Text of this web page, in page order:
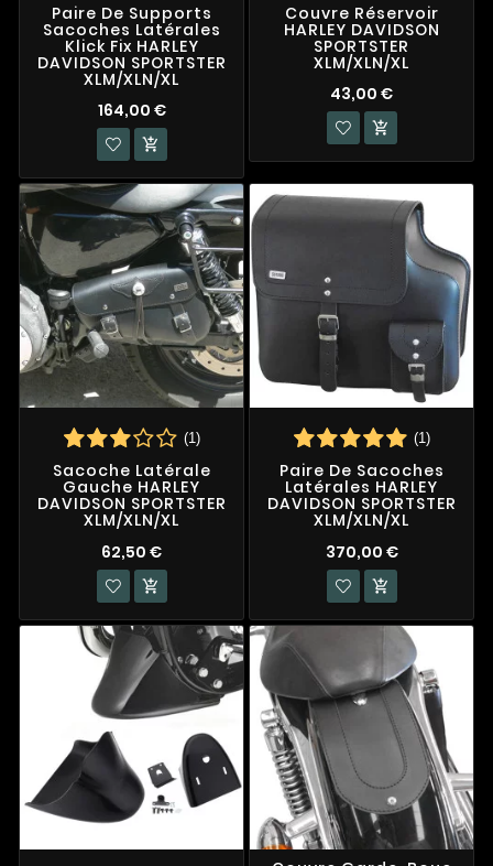
Paire De Supports
Sacoches Latérales
Klick Fix HARLEY
DAVIDSON SPORTSTER
XLM/XLN/XL
164,00 €

Couvre Réservoir
HARLEY DAVIDSON
SPORTSTER
XLM/XLN/XL
43,00 €

(1)
Sacoche Latérale
Gauche HARLEY
DAVIDSON SPORTSTER
XLM/XLN/XL
62,50 €

(1)
Paire De Sacoches
Latérales HARLEY
DAVIDSON SPORTSTER
XLM/XLN/XL
370,00 €
